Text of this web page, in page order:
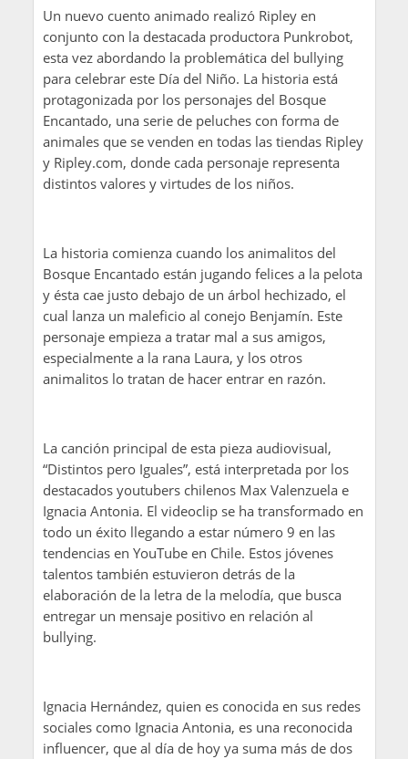
Un nuevo cuento animado realizó Ripley en
conjunto con la destacada productora Punkrobot,
esta vez abordando la problemática del bullying
para celebrar este Día del Niño. La historia está
protagonizada por los personajes del Bosque
Encantado, una serie de peluches con forma de
animales que se venden en todas las tiendas Ripley
y Ripley.com, donde cada personaje representa
distintos valores y virtudes de los niños.
La historia comienza cuando los animalitos del
Bosque Encantado están jugando felices a la pelota
y ésta cae justo debajo de un árbol hechizado, el
cual lanza un maleficio al conejo Benjamín. Este
personaje empieza a tratar mal a sus amigos,
especialmente a la rana Laura, y los otros
animalitos lo tratan de hacer entrar en razón.
La canción principal de esta pieza audiovisual,
“Distintos pero Iguales”, está interpretada por los
destacados youtubers chilenos Max Valenzuela e
Ignacia Antonia. El videoclip se ha transformado en
todo un éxito llegando a estar número 9 en las
tendencias en YouTube en Chile. Estos jóvenes
talentos también estuvieron detrás de la
elaboración de la letra de la melodía, que busca
entregar un mensaje positivo en relación al
bullying.
Ignacia Hernández, quien es conocida en sus redes
sociales como Ignacia Antonia, es una reconocida
influencer, que al día de hoy ya suma más de dos